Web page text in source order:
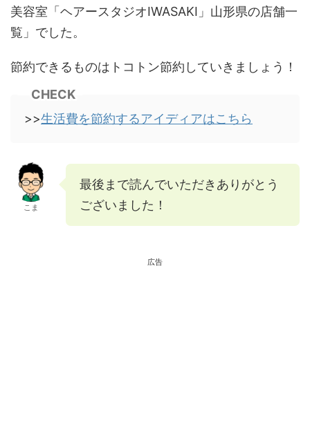
美容室「ヘアースタジオIWASAKI」山形県の店舗一
覧」でした。
節約できるものはトコトン節約していきましょう！
CHECK
>>生活費を節約するアイディアはこちら
こま
最後まで読んでいただきありがとう
ございました！
広告